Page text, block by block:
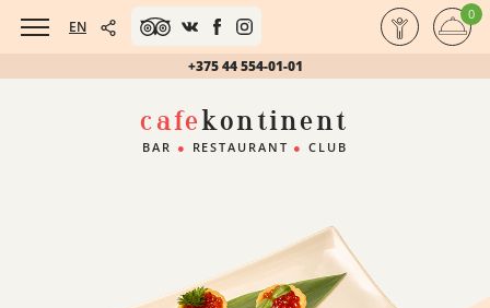
EN
+375 44 554-01-01
0
cafekontinent
BAR ● RESTAURANT ● CLUB